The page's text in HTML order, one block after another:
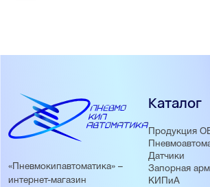
«Пневмокипавтоматика» –
интернет-магазин
Каталог
Продукция
Датчики
Запорная
КИПиА